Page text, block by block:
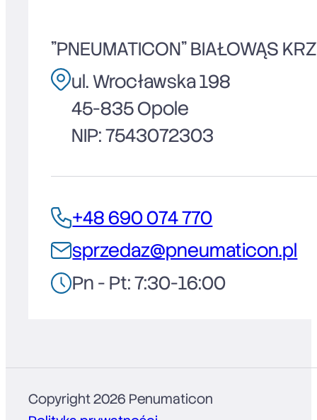
"PNEUMATICON" BIAŁOWĄS
ul. Wrocławska 198
45-835 Opole
NIP: 7543072303
+48 690 074 770
sprzedaz@pneumaticon.pl
Pn - Pt: 7:30-16:00
Copyright 2026 Penumaticon